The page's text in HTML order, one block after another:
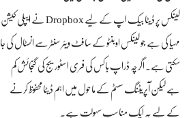
لینکس پر ڈیٹا بیک اپ کے لیے Dropbox نے ایپلی کیشن
مہیا کی ہے جو لینکس اوبنٹو کے سافٹ ویئر سنٹر سے انسٹال کی جا
سکتی ہے۔ اگرچہ ڈراپ باکس کی فری اسٹوریج کی گنجائش کم
ہے لیکن آپریٹنگ سسٹم کے ماحول میں اہم ڈیٹا محفوظ کرنے
کے لیے یہ ایک مناسب سہولت ہے۔